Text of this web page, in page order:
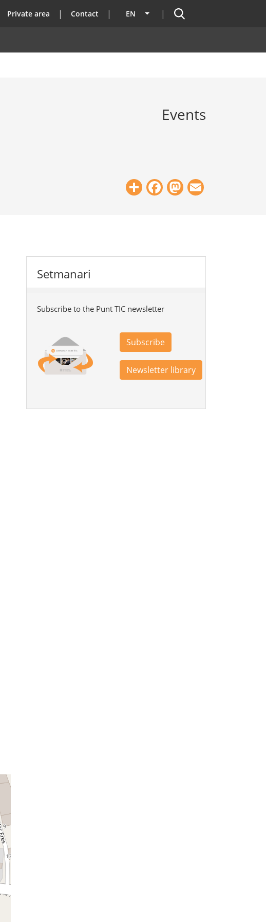
top
Private area Contact EN List additional actions
Search
Events
ShareFacebook
Mastodon
Setmanari
Subscribe to the Punt TIC newsletter
Subscribe
Newsletter library